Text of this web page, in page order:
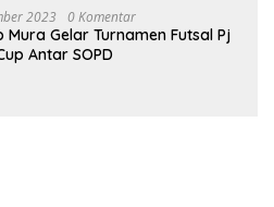
2023 0 Komentar
Mura Gelar Turnamen Futsal Pj
Antar SOPD